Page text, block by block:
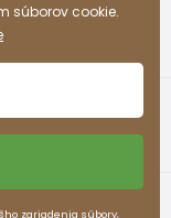
súborov cookie.
zariadenia súbory,